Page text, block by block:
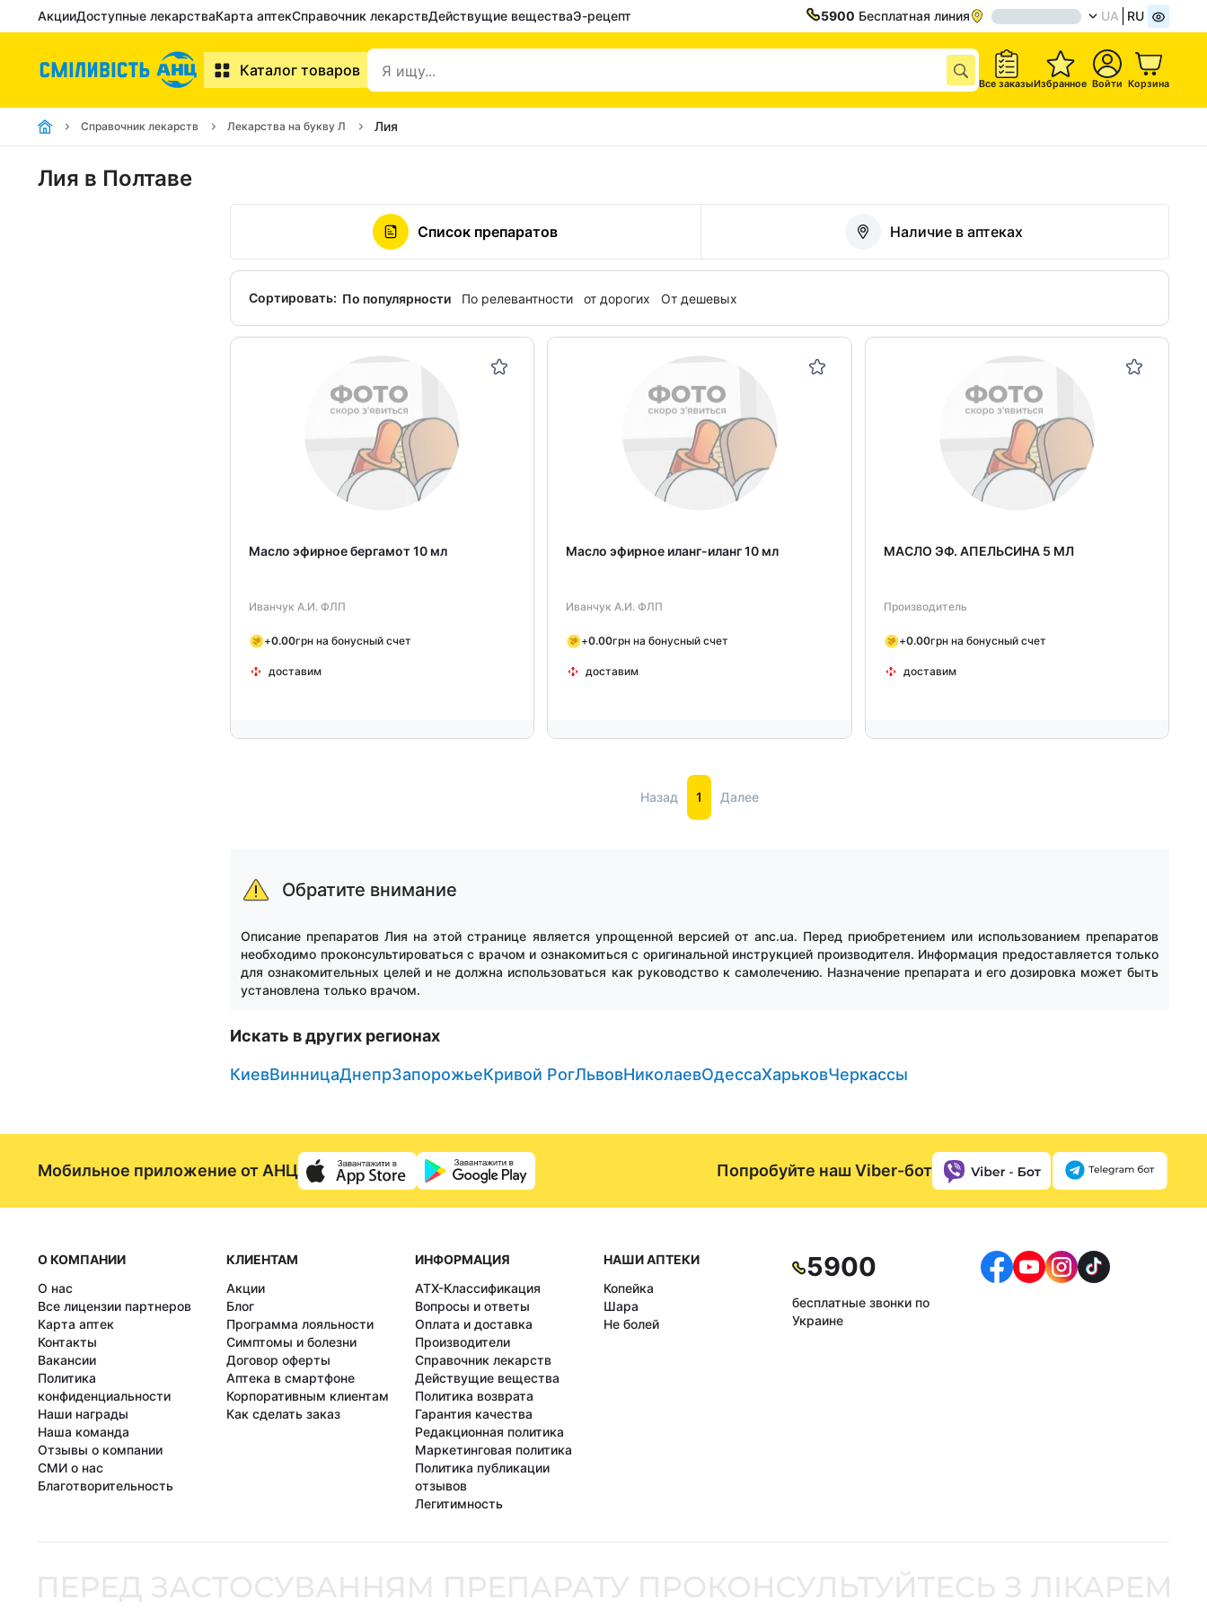
АкцииДоступные лекарстваКарта аптекСправочник лекарствДействущие веществаЭ-рецепт 5900 Бесплатная линия UA RU
Каталог товаров
Все заказыИзбранное Войти Корзина
Справочник лекарств Лекарства на букву Л Лия
Лия в Полтаве
Список препаратов Наличие в аптеках
Сортировать: По популярности По релевантности от дорогих От дешевых
Масло эфирное бергамот 10 мл
Иванчук А.И. ФЛП
+0.00грн на бонусный счет
доставим
Масло эфирное иланг-иланг 10 мл
Иванчук А.И. ФЛП
+0.00грн на бонусный счет
доставим
МАСЛО ЭФ. АПЕЛЬСИНА 5 МЛ
Производитель
+0.00грн на бонусный счет
доставим
Назад 1 Далее
Обратите внимание
Описание препаратов Лия на этой странице является упрощенной версией от anc.ua. Перед приобретением или использованием препаратов
необходимо проконсультироваться с врачом и ознакомиться с оригинальной инструкцией производителя. Информация предоставляется только
для ознакомительных целей и не должна использоваться как руководство к самолечению. Назначение препарата и его дозировка может быть
установлена только врачом.
Искать в других регионах
КиевВинницаДнепрЗапорожьеКривой РогЛьвовНиколаевОдессаХарьковЧеркассы
Мобильное приложение от АНЦ Попробуйте наш Viber-бот
О КОМПАНИИ
О нас
Все лицензии партнеров
Карта аптек
Контакты
Вакансии
Политика
конфиденциальности
Наши награды
Наша команда
Отзывы о компании
СМИ о нас
Благотворительность
КЛИЕНТАМ
Акции
Блог
Программа лояльности
Симптомы и болезни
Договор оферты
Аптека в смартфоне
Корпоративным клиентам
Как сделать заказ
ИНФОРМАЦИЯ
АТХ-Классификация
Вопросы и ответы
Оплата и доставка
Производители
Справочник лекарств
Действущие вещества
Политика возврата
Гарантия качества
Редакционная политика
Маркетинговая политика
Политика публикации
отзывов
Легитимность
НАШИ АПТЕКИ
Копейка
Шара
Не болей
5900
бесплатные звонки по
Украине